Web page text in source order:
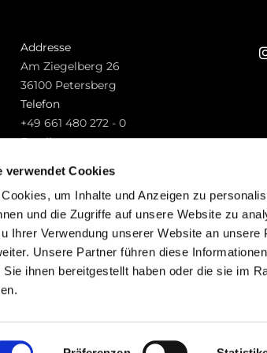
verwendet Cookies
um Inhalte und Anzeigen zu
und die Zugriffe auf unsere Website zu
Ihrer Verwendung unserer Website an
Unsere Partner führen diese
ihnen bereitgestellt haben oder die sie im
Addresse
Am Ziegelberg 26
36100 Petersberg
Telefon
+49 661 480 272 - 0
Email
Impressum